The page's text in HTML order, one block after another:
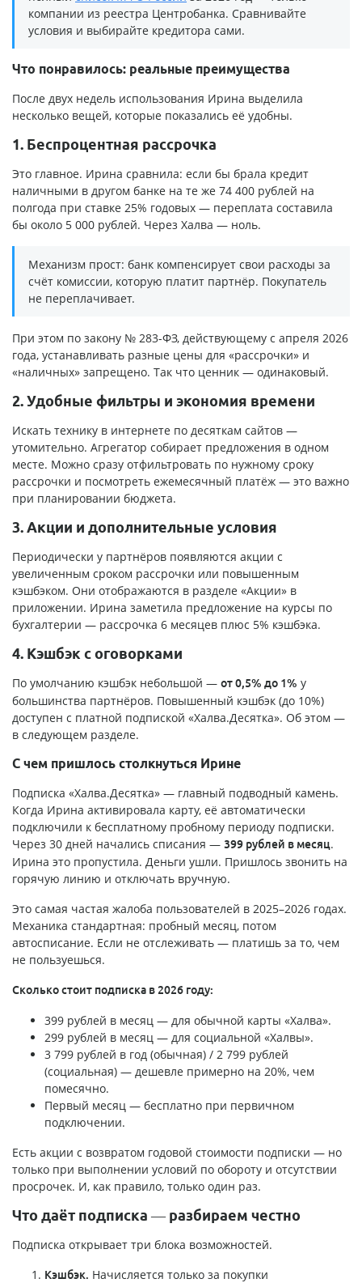
компании из реестра Центробанка. Сравнивайте
условия и выбирайте кредитора сами.
Что понравилось: реальные преимущества
После двух недель использования Ирина выделила
несколько вещей, которые показались её удобны.
1. Беспроцентная рассрочка
Это главное. Ирина сравнила: если бы брала кредит
наличными в другом банке на те же 74 400 рублей на
полгода при ставке 25% годовых — переплата составила
бы около 5 000 рублей. Через Халва — ноль.
Механизм прост: банк компенсирует свои расходы за
счёт комиссии, которую платит партнёр. Покупатель
не переплачивает.
При этом по закону № 283-ФЗ, действующему с апреля 2026
года, устанавливать разные цены для «рассрочки» и
«наличных» запрещено. Так что ценник — одинаковый.
2. Удобные фильтры и экономия времени
Искать технику в интернете по десяткам сайтов —
утомительно. Агрегатор собирает предложения в одном
месте. Можно сразу отфильтровать по нужному сроку
рассрочки и посмотреть ежемесячный платёж — это важно
при планировании бюджета.
3. Акции и дополнительные условия
Периодически у партнёров появляются акции с
увеличенным сроком рассрочки или повышенным
кэшбэком. Они отображаются в разделе «Акции» в
приложении. Ирина заметила предложение на курсы по
бухгалтерии — рассрочка 6 месяцев плюс 5% кэшбэка.
4. Кэшбэк с оговорками
По умолчанию кэшбэк небольшой — от 0,5% до 1% у
большинства партнёров. Повышенный кэшбэк (до 10%)
доступен с платной подпиской «Халва.Десятка». Об этом —
в следующем разделе.
С чем пришлось столкнуться Ирине
Подписка «Халва.Десятка» — главный подводный камень.
Когда Ирина активировала карту, её автоматически
подключили к бесплатному пробному периоду подписки.
Через 30 дней начались списания — 399 рублей в месяц.
Ирина это пропустила. Деньги ушли. Пришлось звонить на
горячую линию и отключать вручную.
Это самая частая жалоба пользователей в 2025–2026 годах.
Механика стандартная: пробный месяц, потом
автосписание. Если не отслеживать — платишь за то, чем
не пользуешься.
Сколько стоит подписка в 2026 году:
399 рублей в месяц — для обычной карты «Халва».
299 рублей в месяц — для социальной «Халвы».
3 799 рублей в год (обычная) / 2 799 рублей
(социальная) — дешевле примерно на 20%, чем
помесячно.
Первый месяц — бесплатно при первичном
подключении.
Есть акции с возвратом годовой стоимости подписки — но
только при выполнении условий по обороту и отсутствии
просрочек. И, как правило, только один раз.
Что даёт подписка — разбираем честно
Подписка открывает три блока возможностей.
Кэшбэк. Начисляется только за покупки